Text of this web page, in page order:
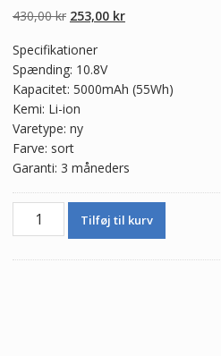
baseret på
kundebedømmel
430,00kr Den
pris
var:
430,00 kr.
253,00 krDen
253,00 kr.
Specifikationer
Spænding: 10.8V
Kapacitet: 5000mAh (55Wh)
Kemi: Li-ion
Varetype: ny
Farve: sort
Garanti: 3 måneders
Ægte
Tilføj til kurv